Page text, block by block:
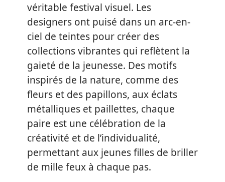
véritable festival visuel. Les
designers ont puisé dans un arc-en-
ciel de teintes pour créer des
collections vibrantes qui reflètent la
gaieté de la jeunesse. Des motifs
inspirés de la nature, comme des
fleurs et des papillons, aux éclats
métalliques et paillettes, chaque
paire est une célébration de la
créativité et de l’individualité,
permettant aux jeunes filles de briller
de mille feux à chaque pas.